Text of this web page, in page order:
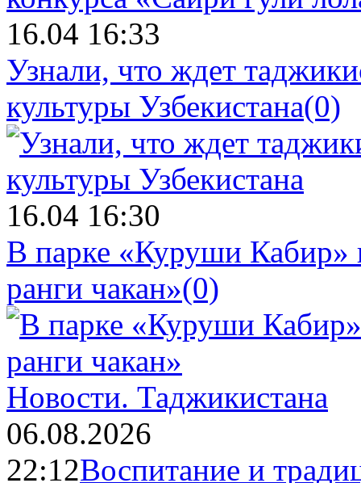
16.04 16:33
Узнали, что ждет
культуры Узбекистана(0)
16.04 16:30
В парке «Куруши Кабир»
ранги чакан»(0)
Новости. Таджикистана
06.08.2026
22:12Воспитание и